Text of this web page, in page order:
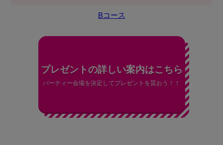
Bコース
プレゼントの詳しい案内はこちら
パーティー会場を決定してプレゼントを貰おう！！